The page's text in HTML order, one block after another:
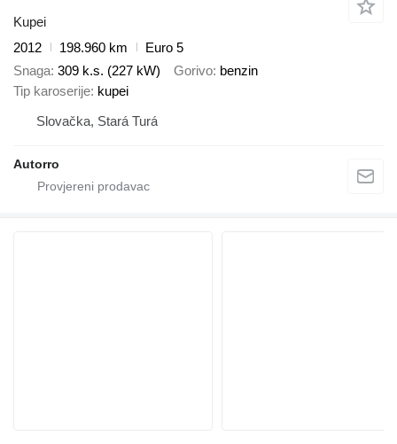
Kupei
2012
198.960 km
Euro 5
Snaga 309 k.s. (227 kW) Gorivo benzin
Tip karoserije kupei
Slovačka, Stará Turá
Autorro